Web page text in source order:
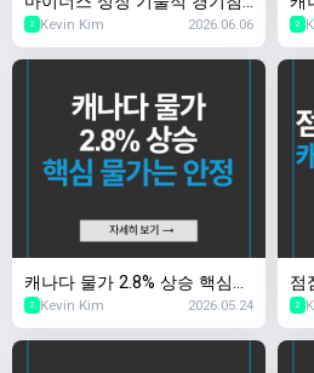
체, BoC의 대응은?
2 Kevin Kim 2026.06.06
용
2
캐나다 물가 2.8% 상승 핵심
물가는 안정
2 Kevin Kim 2026.05.24
점
업
2